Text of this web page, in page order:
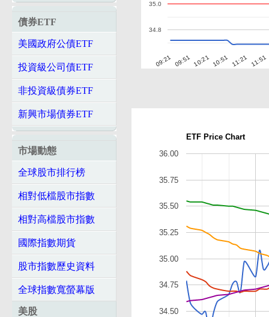
債券ETF
美國政府公債ETF
投資級公司債ETF
非投資級債券ETF
新興市場債券ETF
市場動態
全球股市排行榜
相對低檔股市指數
相對高檔股市指數
國際指數期貨
股市指數歷史資料
全球指數寬螢幕版
美股
09:21 09:51 10:21 10:51 11:21 11:51
34.8
35.0
ETF Price Chart
34.50
34.75
35.00
35.25
35.50
35.75
36.00